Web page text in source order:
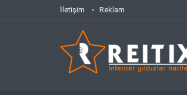
İletişim Reklam